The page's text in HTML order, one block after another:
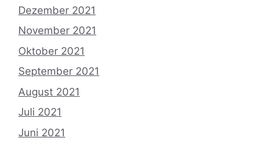
Dezember 2021
November 2021
Oktober 2021
September 2021
August 2021
Juli 2021
Juni 2021